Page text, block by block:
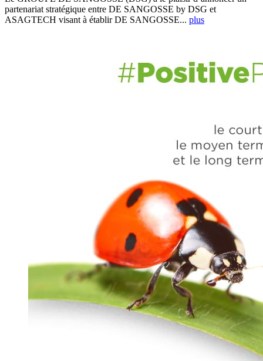
partenariat stratégique entre DE SANGOSSE by DSG et
ASAGTECH visant à établir DE SANGOSSE... plus